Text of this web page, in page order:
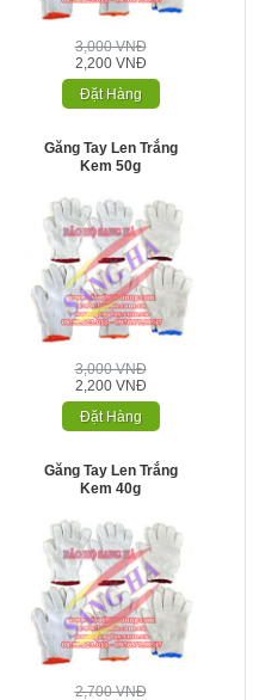
3,000 VNĐ
2,200 VNĐ
Đặt Hàng
Găng Tay Len Trắng
Kem 50g
3,000 VNĐ
2,200 VNĐ
Đặt Hàng
Găng Tay Len Trắng
Kem 40g
2,700 VNĐ